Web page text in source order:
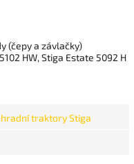
(čepy a závlačky)
HW, Stiga Estate 5092 H
traktory Stiga